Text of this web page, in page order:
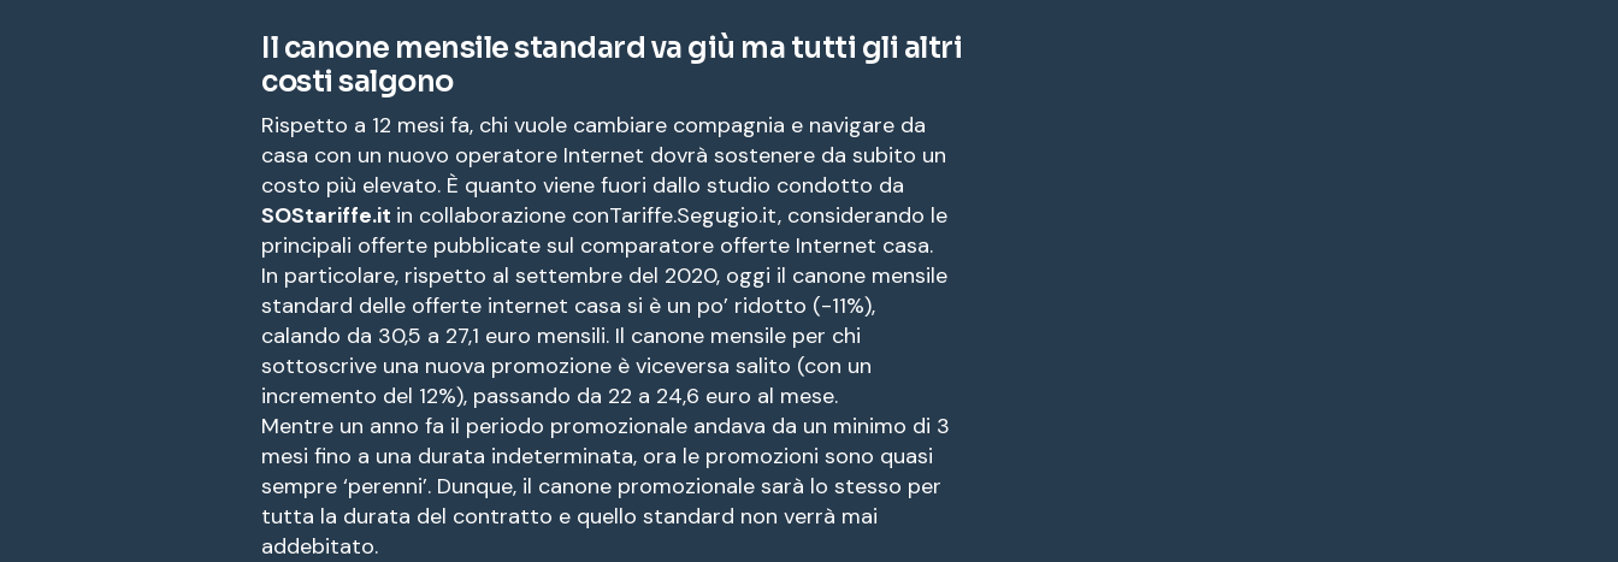
Il canone mensile standard va giù ma tutti gli altri
costi salgono
Rispetto a 12 mesi fa, chi vuole cambiare compagnia e navigare da
casa con un nuovo operatore Internet dovrà sostenere da subito un
costo più elevato. È quanto viene fuori dallo studio condotto da
SOStariffe.it in collaborazione conTariffe.Segugio.it, considerando le
principali offerte pubblicate sul comparatore offerte Internet casa.
In particolare, rispetto al settembre del 2020, oggi il canone mensile
standard delle offerte internet casa si è un po’ ridotto (-11%),
calando da 30,5 a 27,1 euro mensili. Il canone mensile per chi
sottoscrive una nuova promozione è viceversa salito (con un
incremento del 12%), passando da 22 a 24,6 euro al mese.
Mentre un anno fa il periodo promozionale andava da un minimo di 3
mesi fino a una durata indeterminata, ora le promozioni sono quasi
sempre ‘perenni’. Dunque, il canone promozionale sarà lo stesso per
tutta la durata del contratto e quello standard non verrà mai
addebitato.